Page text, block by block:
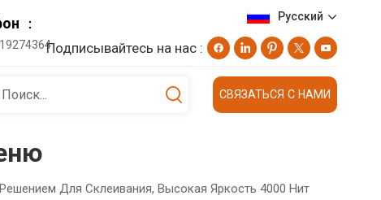
： Русский
日本語
Подписывайтесь на нас :
СВЯЗАТЬСЯ С НАМИ
Для Склеивания, Высокая Яркость 4000 Нит